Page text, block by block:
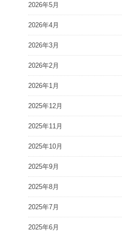
2026年5月
2026年4月
2026年3月
2026年2月
2026年1月
2025年12月
2025年11月
2025年10月
2025年9月
2025年8月
2025年7月
2025年6月